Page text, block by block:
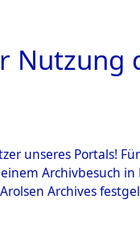
unseres Portals!
Archivbesuch
Archives